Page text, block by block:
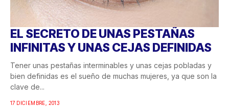
EL SECRETO DE UNAS PESTAÑAS
INFINITAS Y UNAS CEJAS DEFINIDAS
Tener unas pestañas interminables y unas cejas pobladas y
bien definidas es el sueño de muchas mujeres, ya que son la
clave de...
17 DICIEMBRE, 2013